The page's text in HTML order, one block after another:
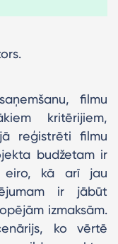
filmu
kritērijiem,
reģistrēti filmu
budžetam ir
eiro, kā arī jau
ir jābūt
izmaksām.
ko vērtē